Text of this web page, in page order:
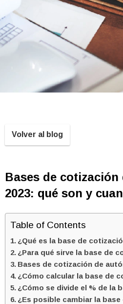
Volver al blog
Bases de
2023: qué son y
Table of Contents
¿Qué es la base de
¿Para qué sirve la base de
Bases de cotización de
¿Cómo calcular la base de
¿Cómo se divide el % de la
¿Es posible cambiar la